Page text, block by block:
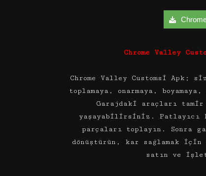
Chrome Valley
Chrome Valley Customsi Apk;
toplamaya, onarmaya,
Garajdaki araçları tamir
yaşayabilirsiniz. Patlayıcı
parçaları toplayın. Sonra
dönüştürün, kar sağlamak
satın ve